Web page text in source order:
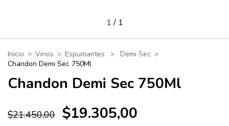
1/ 1
Inicio > Vinos > Espumantes > Demi Sec >
Chandon Demi Sec 750Ml
Chandon Demi Sec 750Ml
$21.450,00 $19.305,00